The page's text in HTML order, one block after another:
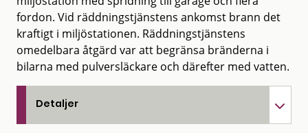
fordon. Vid räddningstjänstens ankomst brann det
kraftigt i miljöstationen. Räddningstjänstens
omedelbara åtgärd var att begränsa bränderna i
bilarna med pulversläckare och därefter med vatten.
Detaljer